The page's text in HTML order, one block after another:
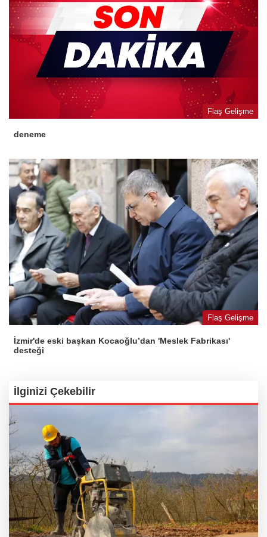
Flaş Gelişme
deneme
Flaş Gelişme
İzmir'de eski başkan Kocaoğlu’dan 'Meslek Fabrikası'
desteği
İlginizi Çekebilir